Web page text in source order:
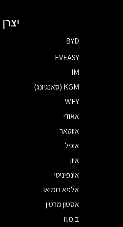
יצרן
BYD
EVEASY
IM
KGM (סאנגיונג)
WEY
אאודי
אווטאר
אופל
איון
אינפיניטי
אלפא רומיאו
אסטון מרטין
ב.מ.וו